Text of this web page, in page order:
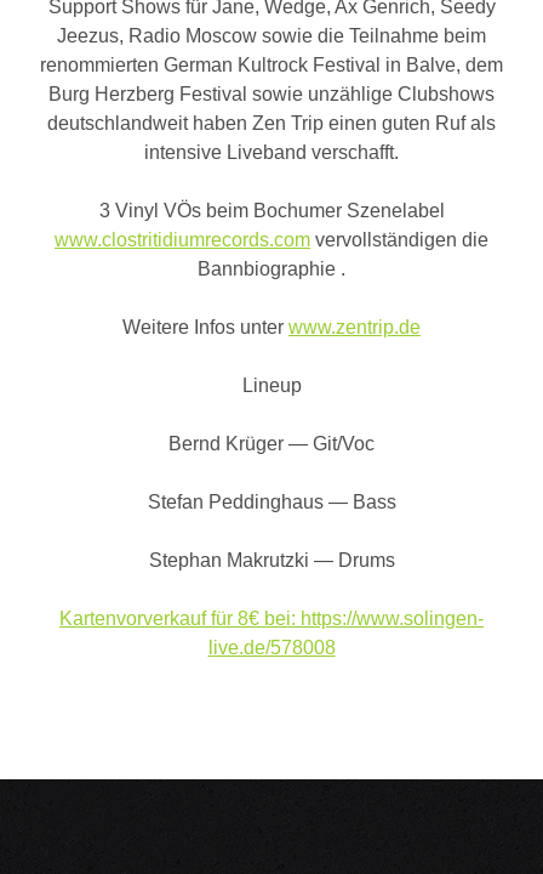
Support Shows für Jane, Wedge, Ax Genrich, Seedy
Jeezus, Radio Moscow sowie die Teilnahme beim
renommierten German Kultrock Festival in Balve, dem
Burg Herzberg Festival sowie unzählige Clubshows
deutschlandweit haben Zen Trip einen guten Ruf als
intensive Liveband verschafft.
3 Vinyl VÖs beim Bochumer Szenelabel
www.clostritidiumrecords.com vervollständigen die
Bannbiographie .
Weitere Infos unter www.zentrip.de
Lineup
Bernd Krüger — Git/Voc
Stefan Peddinghaus — Bass
Stephan Makrutzki — Drums
Kartenvorverkauf für 8€ bei: https://www.solingen-
live.de/578008